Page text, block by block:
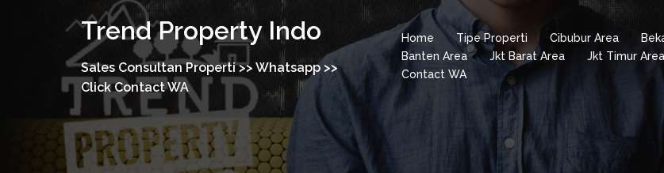
Trend Property Indo
Sales Consultan Properti >> Whatsapp >>
Click Contact WA
Home Tipe Properti Cibubur Area
Banten Area
Jkt Barat Area Jkt Timur Area
Contact WA